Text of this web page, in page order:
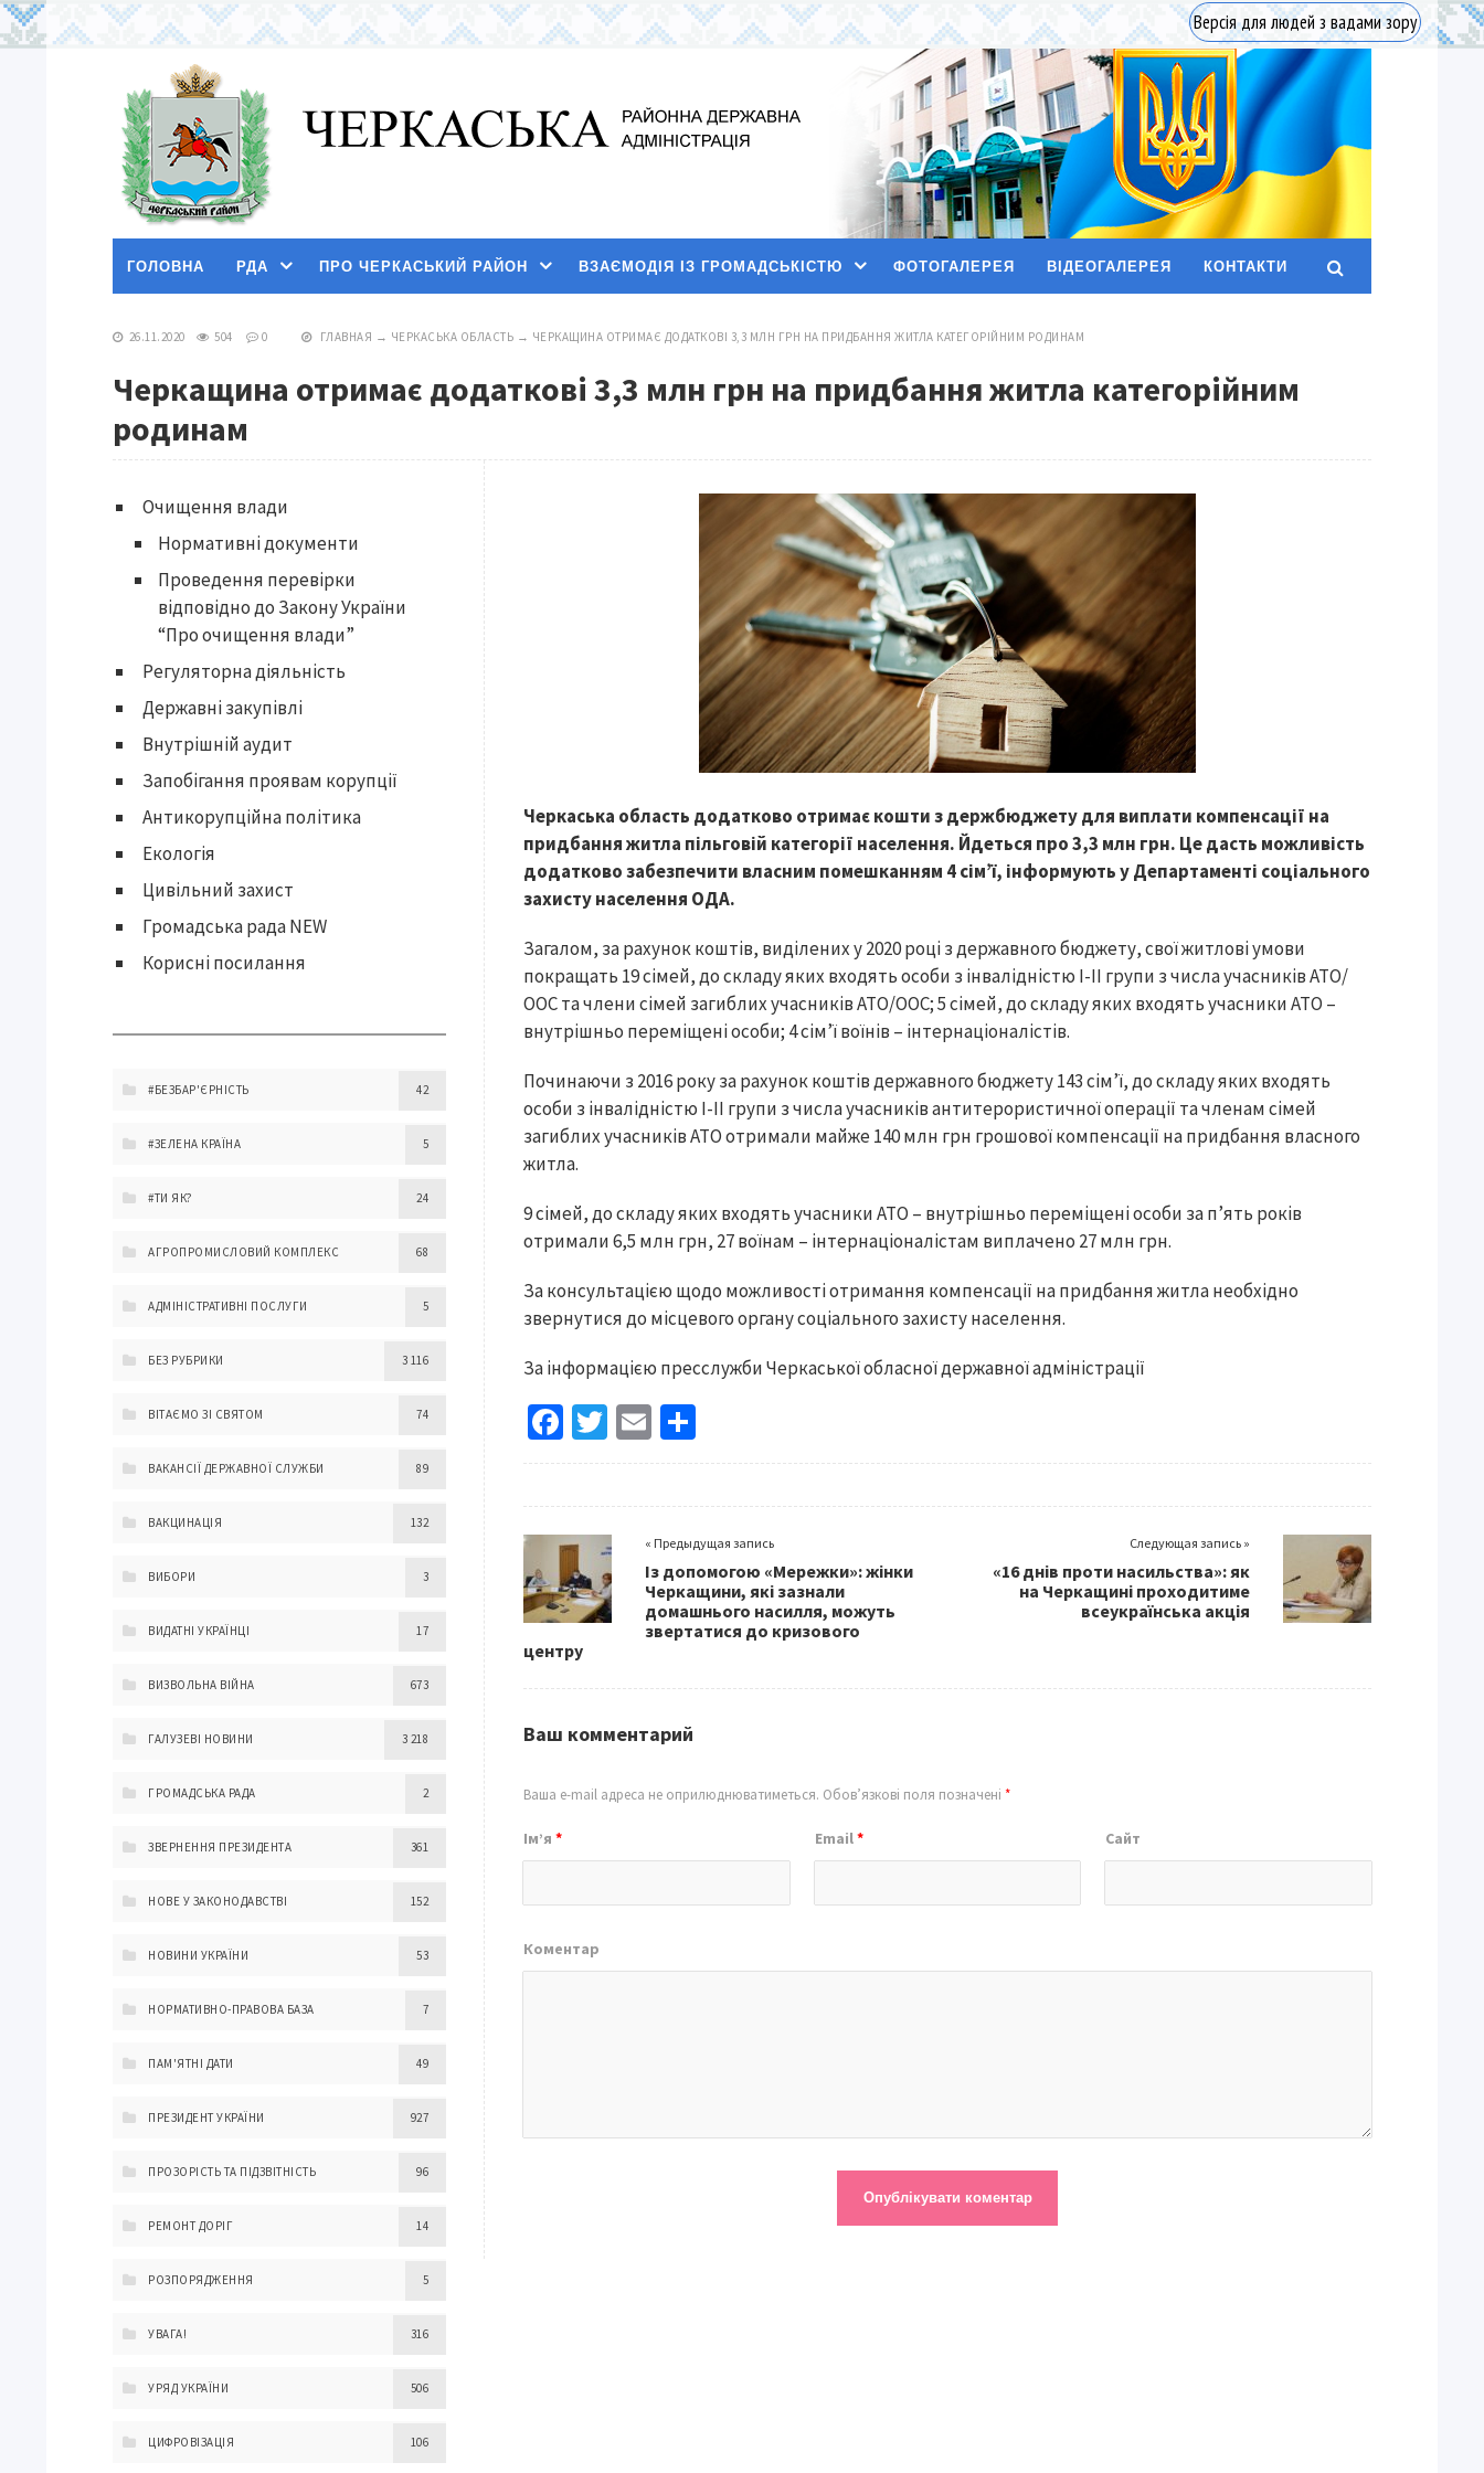
Версія для людей з вадами зору
ГОЛОВНА РДА ПРО ЧЕРКАСЬКИЙ РАЙОН ВЗАЄМОДІЯ ІЗ ГРОМАДСЬКІСТЮ ФОТОГАЛЕРЕЯ ВІДЕОГАЛЕРЕЯ КОНТАКТИ
26.11.2020 504 0 ГЛАВНАЯ → ЧЕРКАСЬКА ОБЛАСТЬ → ЧЕРКАЩИНА ОТРИМАЄ ДОДАТКОВІ 3,3 МЛН ГРН НА ПРИДБАННЯ ЖИТЛА КАТЕГОРІЙНИМ РОДИНАМ
Черкащина отримає додаткові 3,3 млн грн на придбання житла категорійним
родинам
Черкаська область додатково отримає кошти з держбюджету для виплати компенсації на
придбання житла пільговій категорії населення. Йдеться про 3,3 млн грн. Це дасть можливість
додатково забезпечити власним помешканням 4 сім’ї, інформують у Департаменті соціального
захисту населення ОДА.
Загалом, за рахунок коштів, виділених у 2020 році з державного бюджету, свої житлові умови
покращать 19 сімей, до складу яких входять особи з інвалідністю І-ІІ групи з числа учасників АТО/
ООС та члени сімей загиблих учасників АТО/ООС; 5 сімей, до складу яких входять учасники АТО –
внутрішньо переміщені особи; 4 сім’ї воїнів – інтернаціоналістів.
Починаючи з 2016 року за рахунок коштів державного бюджету 143 сім’ї, до складу яких входять
особи з інвалідністю І-ІІ групи з числа учасників антитерористичної операції та членам сімей
загиблих учасників АТО отримали майже 140 млн грн грошової компенсації на придбання власного
житла.
9 сімей, до складу яких входять учасники АТО – внутрішньо переміщені особи за п’ять років
отримали 6,5 млн грн, 27 воїнам – інтернаціоналістам виплачено 27 млн грн.
За консультацією щодо можливості отримання компенсації на придбання житла необхідно
звернутися до місцевого органу соціального захисту населення.
За інформацією пресслужби Черкаської обласної державної адміністрації
Fa
ce
o
o
k
T
wi
er
E
m
l
h
« Предыдущая запись
Із допомогою «Мережки»: жінки
Черкащини, які зазнали
домашнього насилля, можуть
звертатися до кризового
центру
Следующая запись »
«16 днів проти насильства»: як
на Черкащині проходитиме
всеукраїнська акція
Ваш комментарий
Ваша e-mail адреса не оприлюднюватиметься. Обов’язкові поля позначені*
Ім’я* Email* Сайт
Коментар
Очищення влади
Нормативні документи
Проведення перевірки
відповідно до Закону України
“Про очищення влади”
Регуляторна діяльність
Державні закупівлі
Внутрішній аудит
Запобігання проявам корупції
Антикорупційна політика
Екологія
Цивільний захист
Громадська рада NEW
Корисні посилання
#БЕЗБАР'ЄРНІСТЬ 42
#ЗЕЛЕНА КРАЇНА 5
#ТИ ЯК? 24
АГРОПРОМИСЛОВИЙ КОМПЛЕКС 68
АДМІНІСТРАТИВНІ ПОСЛУГИ 5
БЕЗ РУБРИКИ 3 116
ВІТАЄМО ЗІ СВЯТОМ 74
ВАКАНСІЇ ДЕРЖАВНОЇ СЛУЖБИ 89
ВАКЦИНАЦІЯ 132
ВИБОРИ 3
ВИДАТНІ УКРАЇНЦІ 17
ВИЗВОЛЬНА ВІЙНА 673
ГАЛУЗЕВІ НОВИНИ 3 218
ГРОМАДСЬКА РАДА 2
ЗВЕРНЕННЯ ПРЕЗИДЕНТА 361
НОВЕ У ЗАКОНОДАВСТВІ 152
НОВИНИ УКРАЇНИ 53
НОРМАТИВНО-ПРАВОВА БАЗА 7
ПАМ'ЯТНІ ДАТИ 49
ПРЕЗИДЕНТ УКРАЇНИ 927
ПРОЗОРІСТЬ ТА ПІДЗВІТНІСТЬ 96
РЕМОНТ ДОРІГ 14
РОЗПОРЯДЖЕННЯ 5
УВАГА! 316
УРЯД УКРАЇНИ 506
ЦИФРОВІЗАЦІЯ 106